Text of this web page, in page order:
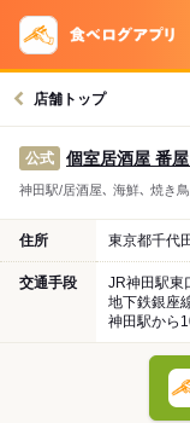
店舗トップ
公式 個室居酒屋 番
神田駅/居酒屋､ 海鮮､ 焼き鳥
住所 東京都千代
交通手段
JR神田駅
地下鉄銀座
神田駅から